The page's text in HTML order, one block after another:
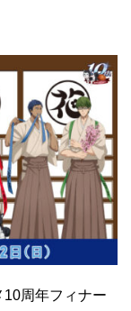
周年フィナー